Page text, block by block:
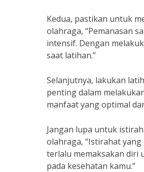
Kedua, pastikan untuk
olahraga, “Pemanasan
intensif. Dengan
saat latihan.”
Selanjutnya, lakukan
penting dalam
manfaat yang optimal
Jangan lupa untuk
olahraga, “Istirahat
terlalu memaksakan diri
pada kesehatan kamu.”